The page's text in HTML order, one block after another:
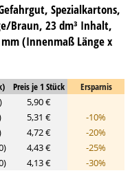
Spezialkartons,
Braun, 23 dm³ Inhalt,
(Innenmaß Länge x
Preis je 1 Stück
Ersparnis
5,90 €
5,31 €
-10%
4,72 €
-20%
4,43 €
-25%
4,13 € -30%